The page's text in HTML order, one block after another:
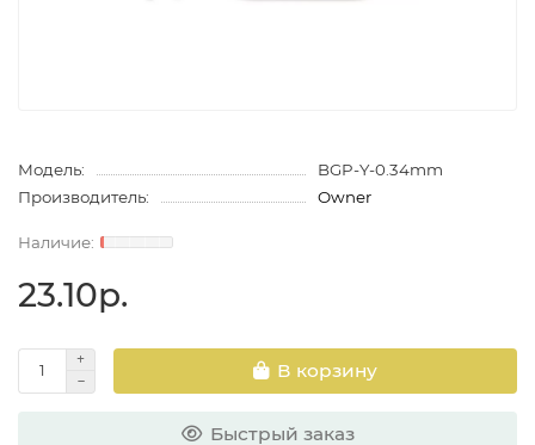
Модель:
BGP-Y-0.34mm
Производитель:
Owner
23.10р.
В корзину
Быстрый заказ